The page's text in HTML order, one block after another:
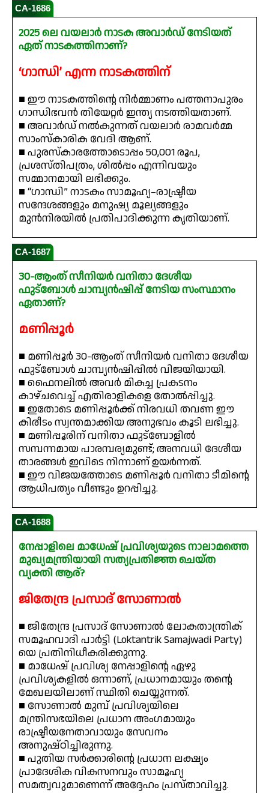
CA-1686
2025 ലെ വയലാർ നാടക അവാർഡ് നേടിയത്
ഏത് നാടകത്തിനാണ്?
‘ഗാന്ധി’ എന്ന നാടകത്തിന്
■ ഈ നാടകത്തിന്റെ നിർമ്മാണം പത്തനാപുരം
ഗാന്ധിഭവൻ തിയേറ്റർ ഇന്ത്യ നടത്തിയതാണ്.
■ അവാർഡ് നൽകുന്നത് വയലാർ രാമവർമ്മ
സാംസ്കാരിക വേദി ആണ്.
■ പുരസ്കാരത്തോടൊപ്പം ₹50,001 രൂപ,
പ്രശസ്തിപത്രം, ശിൽപ്പം എന്നിവയും
സമ്മാനമായി ലഭിക്കും.
■ “ഗാന്ധി” നാടകം സാമൂഹ്യ–രാഷ്ട്രീയ
സന്ദേശങ്ങളും മനുഷ്യ മൂല്യങ്ങളും
മുൻനിരയിൽ പ്രതിപാദിക്കുന്ന കൃതിയാണ്.
CA-1687
30-ആംത് സീനിയർ വനിതാ ദേശീയ
ഫുട്ബോൾ ചാമ്പ്യൻഷിപ്പ് നേടിയ സംസ്ഥാനം
ഏതാണ്?
മണിപ്പൂർ
■ മണിപ്പൂർ 30-ആംത് സീനിയർ വനിതാ ദേശീയ
ഫുട്ബോൾ ചാമ്പ്യൻഷിപ്പിൽ വിജയിയായി.
■ ഫൈനലിൽ അവർ മികച്ച പ്രകടനം
കാഴ്ചവെച്ച് എതിരാളികളെ തോൽപ്പിച്ചു.
■ ഇതോടെ മണിപ്പൂർക്ക് നിരവധി തവണ ഈ
കിരീടം സ്വന്തമാക്കിയ അനുഭവം കൂടി ലഭിച്ചു.
■ മണിപ്പൂരിന് വനിതാ ഫുട്ബോളിൽ
സമ്പന്നമായ പാരമ്പര്യമുണ്ട്; അനവധി ദേശീയ
താരങ്ങൾ ഇവിടെ നിന്നാണ് ഉയർന്നത്.
■ ഈ വിജയത്തോടെ മണിപ്പൂർ വനിതാ ടീമിന്റെ
ആധിപത്യം വീണ്ടും ഉറപ്പിച്ചു.
CA-1688
നേപ്പാളിലെ മാധേഷ് പ്രവിശ്യയുടെ നാലാമത്തെ
മുഖ്യമന്ത്രിയായി സത്യപ്രതിജ്ഞ ചെയ്ത
വ്യക്തി ആര്?
ജിതേന്ദ്ര പ്രസാദ് സോണാൽ
■ ജിതേന്ദ്ര പ്രസാദ് സോണാൽ ലോകതാന്ത്രിക്
സമൂഹവാദി പാർട്ടി (Loktantrik Samajwadi Party)
യെ പ്രതിനിധീകരിക്കുന്നു.
■ മാധേഷ് പ്രവിശ്യ നേപ്പാളിന്റെ ഏഴു
പ്രവിശ്യകളിൽ ഒന്നാണ്, പ്രധാനമായും തൻ്റെ
മേഖലയിലാണ് സ്ഥിതി ചെയ്യുന്നത്.
■ സോണാൽ മുമ്പ് പ്രവിശ്യയിലെ
മന്ത്രിസഭയിലെ പ്രധാന അംഗമായും
രാഷ്ട്രീയനേതാവായും സേവനം
അനുഷ്ഠിച്ചിരുന്നു.
■ പുതിയ സർക്കാരിന്റെ പ്രധാന ലക്ഷ്യം
പ്രാദേശിക വികസനവും സാമൂഹ്യ
സമത്വവുമാണെന്ന് അദ്ദേഹം പ്രസ്താവിച്ചു.